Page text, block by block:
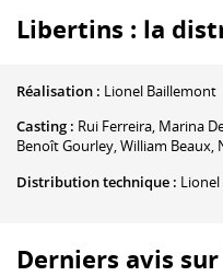
Libertins : la
Réalisation : Lionel Baillemont
Casting : Rui Ferreira, Marina
Benoît Gourley,William Beaux,
Distribution technique :
Derniers avis